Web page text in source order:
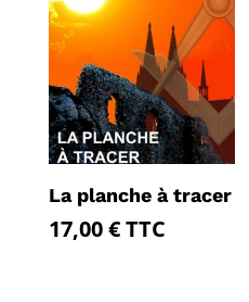
La planche à tracer
17,00€TTC